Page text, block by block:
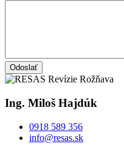
Odoslať
Ing. Miloš Hajdúk
0918 589 356
info@resas.sk